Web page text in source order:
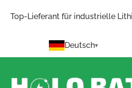
Top-Lieferant für industrielle
Deutsch